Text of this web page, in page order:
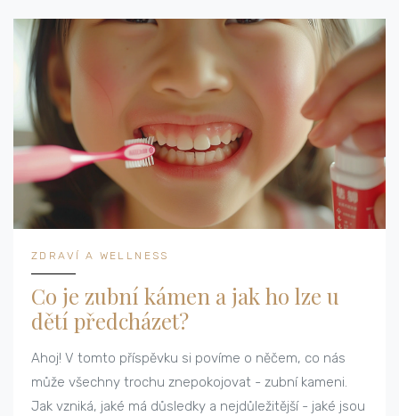
ZDRAVÍ A WELLNESS
Co je zubní kámen a jak ho lze u
dětí předcházet?
Ahoj! V tomto příspěvku si povíme o něčem, co nás
může všechny trochu znepokojovat - zubní kameni.
Jak vzniká, jaké má důsledky a nejdůležitější - jaké jsou